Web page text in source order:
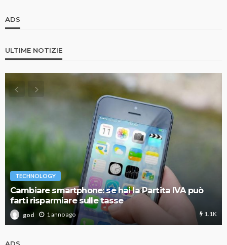
ADS
ULTIME NOTIZIE
TECHNOLOGY
Cambiare smartphone: se hai la Partita IVA può
farti risparmiare sulle tasse
god 1 anno ago 1.1K
ADS